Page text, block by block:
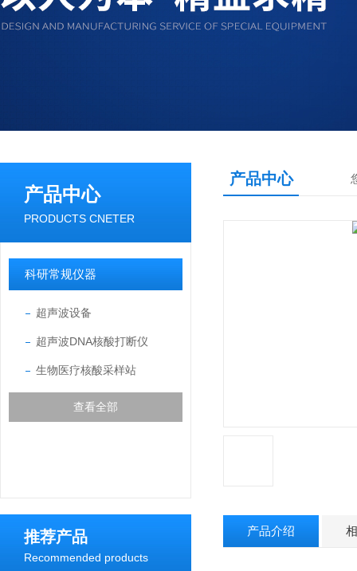
产品中心
PRODUCTS CNETER
科研常规仪器
超声波设备
超声波DNA核酸打断仪
生物医疗核酸采样站
查看全部
推荐产品
Recommended products
产品中心
产品介绍